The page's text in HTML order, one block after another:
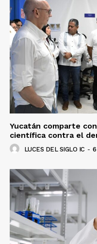
Yucatán comparte
científica contra el
LUCES DEL SIGLO IC -